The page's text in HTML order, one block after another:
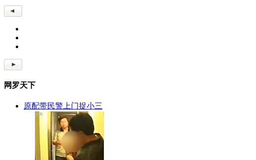
网罗天下
原配带民警上门捉小三